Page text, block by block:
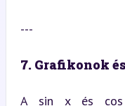
---
7. Grafikonok
A sin x és cos